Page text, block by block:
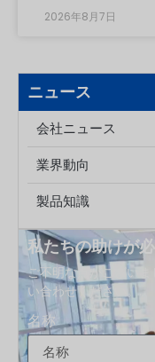
ニュース
会社ニュース
業界動向
製品知識
私たちの助けが
ご不明な点がござい
い合わせください。.
名称
このコードだけでは
はねじ径が4.10 mm
ん。これは、容器とキ
る、2つの要素からな
2026年8月7日